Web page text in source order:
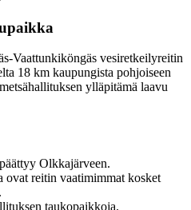
Vaattunkiköngäs vesiretkeilyreitin
18 km kaupungista pohjoiseen
ylläpitämä laavu
Olkkajärveen.
reitin vaatimimmat kosket
taukopaikkoja.